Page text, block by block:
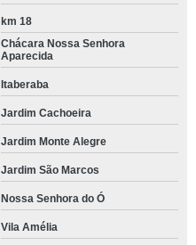
km 18
Chácara Nossa Senhora
Aparecida
Itaberaba
Jardim Cachoeira
Jardim Monte Alegre
Jardim São Marcos
Nossa Senhora do Ó
Vila Amélia